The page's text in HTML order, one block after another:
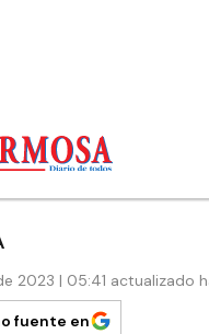
2023 | 05:41 actualizado
fuente en